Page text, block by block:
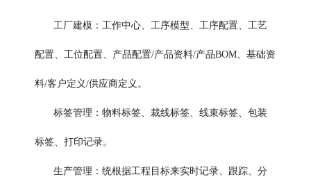
工厂建模：工作中心、工序模型、工序配置、工艺
配置、工位配置、产品配置/产品资料/产品BOM、基础资
料/客户定义/供应商定义。
标签管理：物料标签、裁线标签、线束标签、包装
标签、打印记录。
生产管理：统根据工程目标来实时记录、跟踪、分